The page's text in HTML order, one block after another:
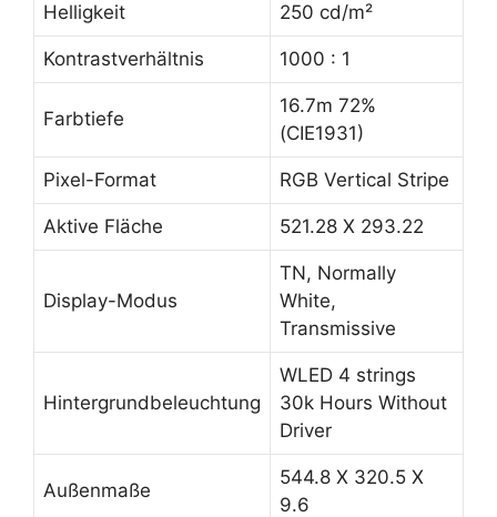
Helligkeit 250 cd/m²
Kontrastverhältnis 1000 : 1
Farbtiefe
16.7m 72%
(CIE1931)
Pixel-Format RGB Vertical Stripe
Aktive Fläche 521.28 X 293.22
Display-Modus
TN, Normally
White,
Transmissive
Hintergrundbeleuchtung
WLED 4 strings
30k Hours Without
Driver
Außenmaße
544.8 X 320.5 X
9.6